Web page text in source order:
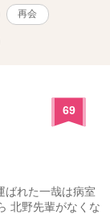
再会
69
れた一哉は病室
北野先輩がなくな